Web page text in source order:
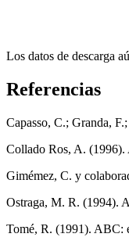
Los datos de descarga
Referencias
Capasso, C.; Granda,
Collado Ros, A. (1996).
Gimémez, C. y
Ostraga, M. R. (1994).
Tomé, R. (1991). ABC: